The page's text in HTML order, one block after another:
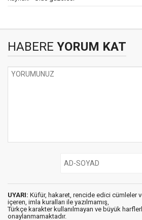
HABERE YORUM KAT
UYARI: Küfür, hakaret, rencide edici cümleler
içeren, imla kuralları ile yazılmamış,
Türkçe karakter kullanılmayan ve büyük
onaylanmamaktadır.